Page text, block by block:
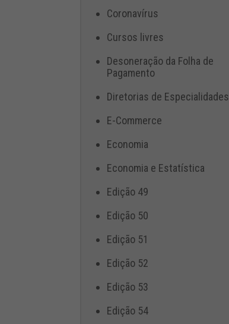
Coronavírus
Cursos livres
Desoneração da Folha de
Pagamento
Diretorias de Especialidades
E-Commerce
Economia
Economia e Estatística
Edição 49
Edição 50
Edição 51
Edição 52
Edição 53
Edição 54